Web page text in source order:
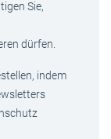
Sie,
dürfen.
indem